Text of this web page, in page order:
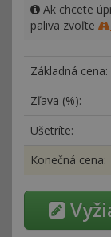
Ak chcete
paliva zvoľte
Základná cena:
Zľava (%):
Ušetríte:
Konečná cena: